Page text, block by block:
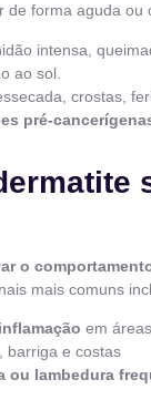
de forma aguda ou
intensa,
ao sol.
crostas,
pré-
o
mais comuns
em
barriga e costas
ou lambedura